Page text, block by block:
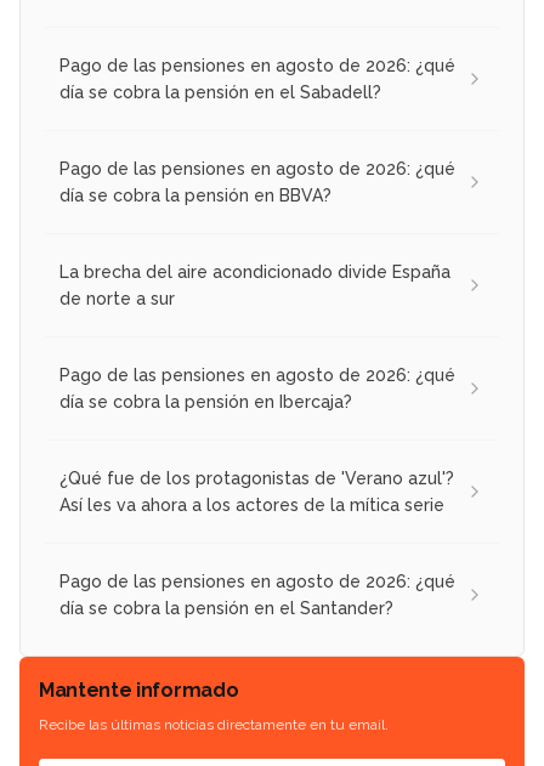
Pago de las pensiones en agosto de 2026: ¿qué
día se cobra la pensión en el Sabadell?
Pago de las pensiones en agosto de 2026: ¿qué
día se cobra la pensión en BBVA?
La brecha del aire acondicionado divide España
de norte a sur
Pago de las pensiones en agosto de 2026: ¿qué
día se cobra la pensión en Ibercaja?
¿Qué fue de los protagonistas de 'Verano azul'?
Así les va ahora a los actores de la mítica serie
Pago de las pensiones en agosto de 2026: ¿qué
día se cobra la pensión en el Santander?
Mantente informado
Recibe las últimas noticias directamente en tu email.